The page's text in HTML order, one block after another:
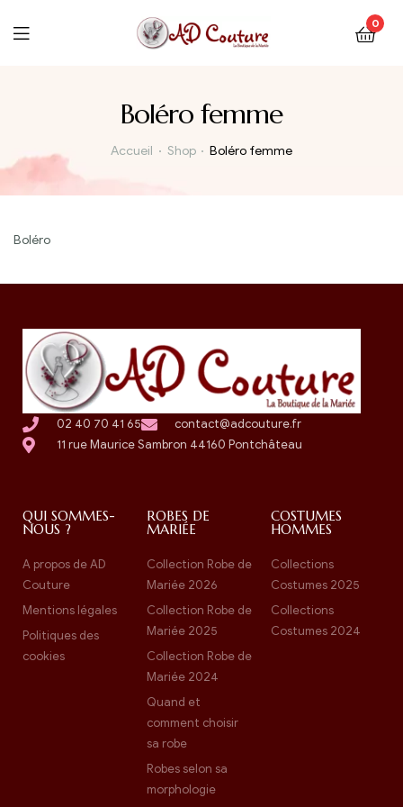
0
Boléro femme
Accueil Shop Boléro femme
Boléro
02 40 70 41 65
contact@adcouture.fr
11 rue Maurice Sambron 44160 Pontchâteau
QUI SOMMES-
NOUS ?
A propos de AD
Couture
Mentions légales
Politiques des
cookies
ROBES DE
MARIÉE
Collection Robe de
Mariée 2026
Collection Robe de
Mariée 2025
Collection Robe de
Mariée 2024
Quand et
comment choisir
sa robe
Robes selon sa
morphologie
COSTUMES
HOMMES
Collections
Costumes 2025
Collections
Costumes 2024